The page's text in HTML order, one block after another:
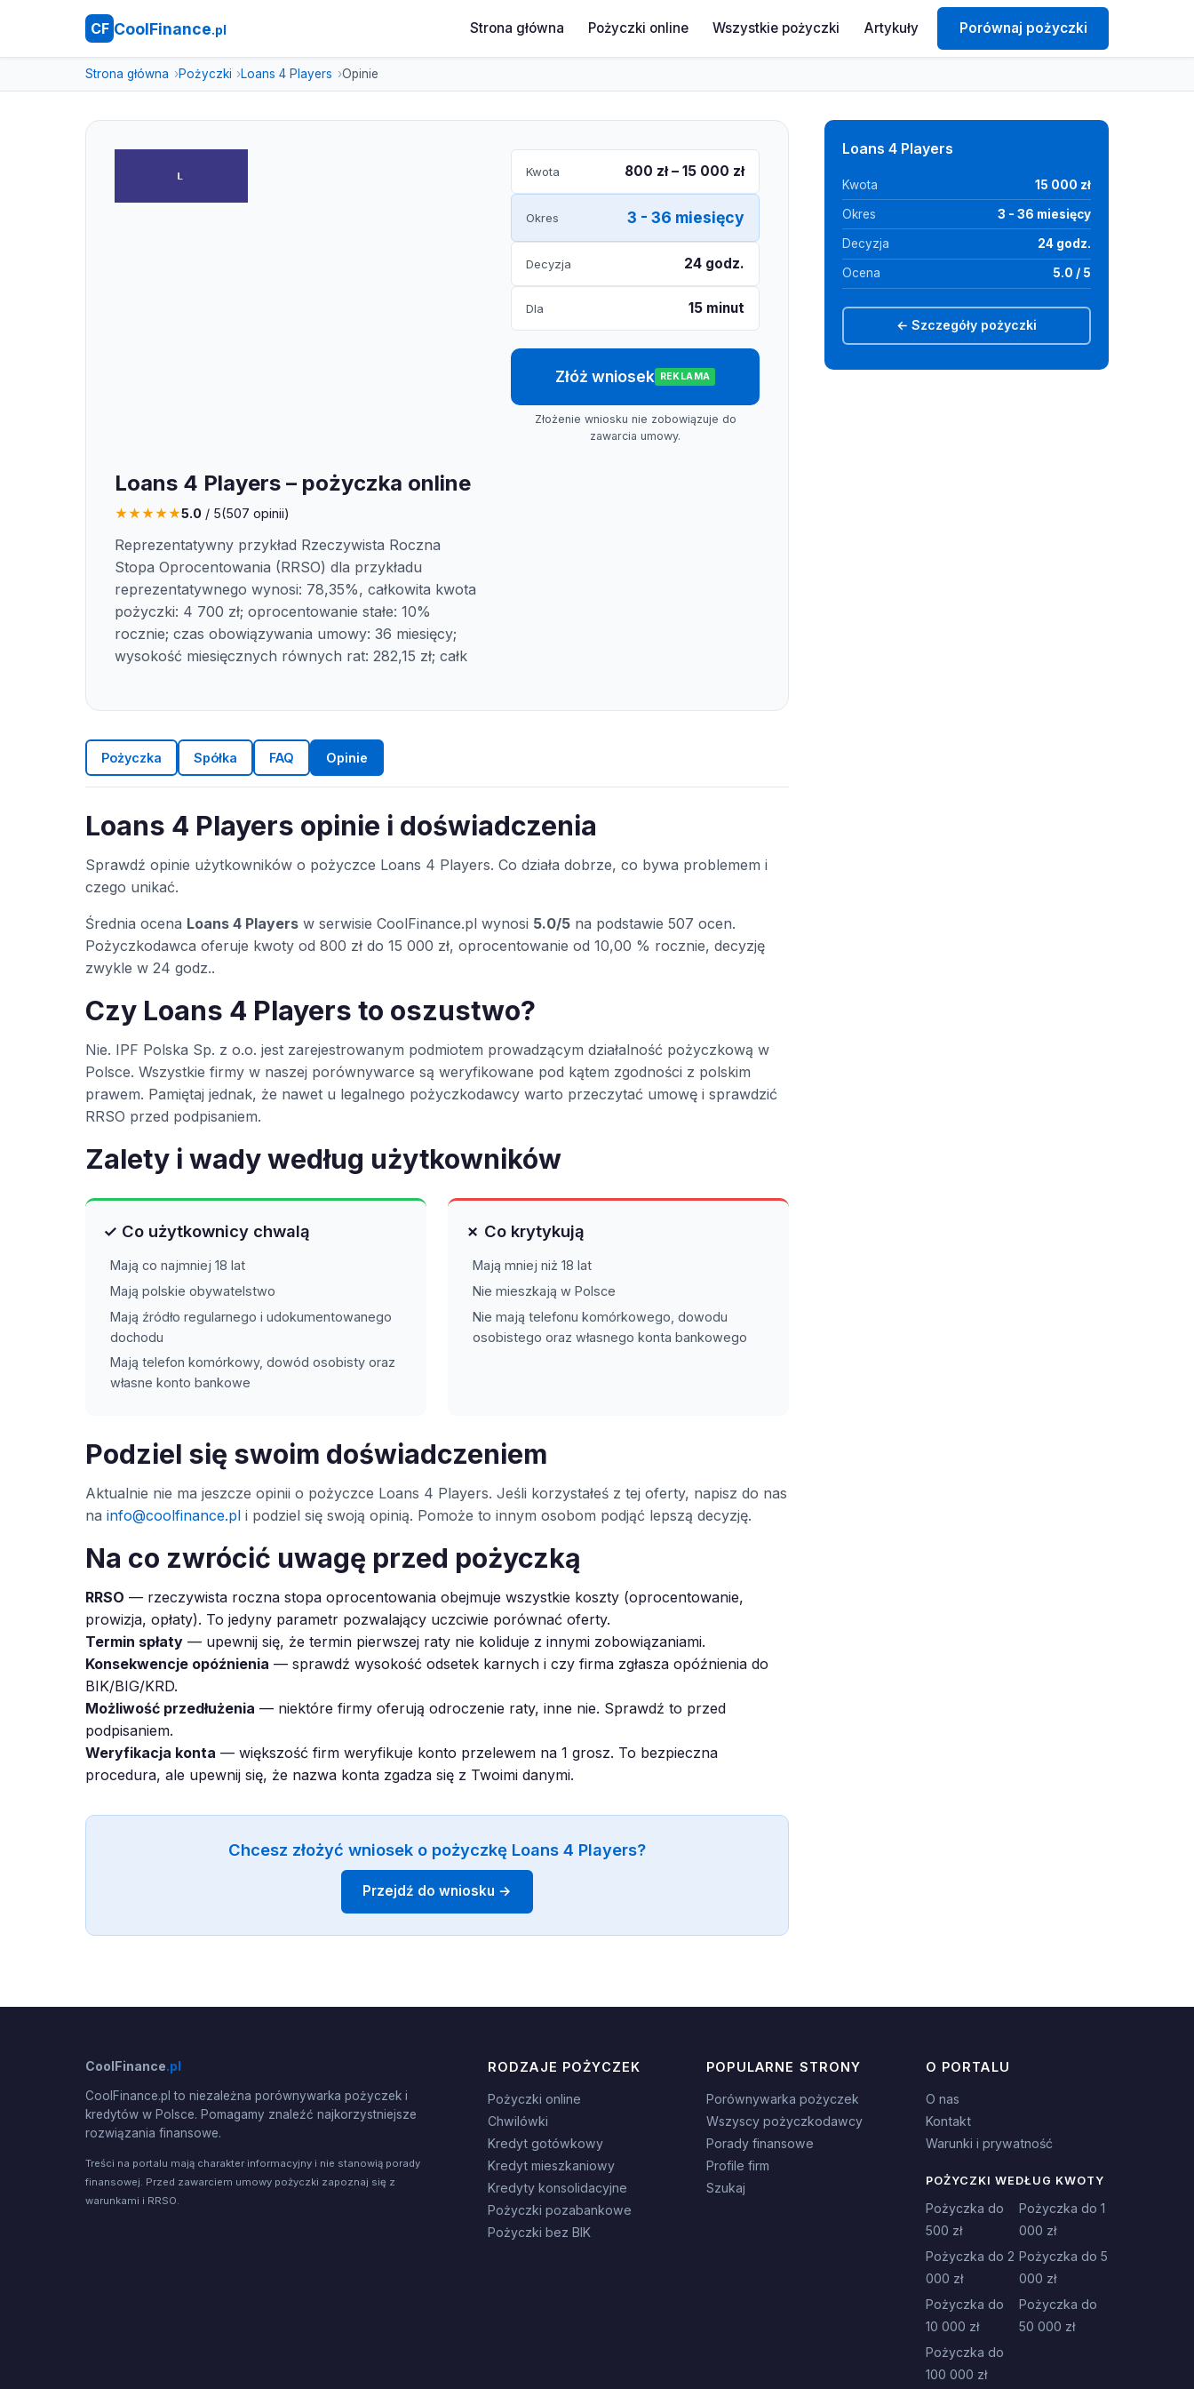
CF CoolFinance.pl Strona główna Pożyczki online Wszystkie pożyczki Artykuły Porównaj pożyczki
Strona główna Pożyczki Loans 4 Players Opinie
Loans 4 Players – pożyczka online
★★★★★5.0 / 5(507 opinii)
Reprezentatywny przykład Rzeczywista Roczna
Stopa Oprocentowania (RRSO) dla przykładu
reprezentatywnego wynosi: 78,35%, całkowita kwota
pożyczki: 4 700 zł; oprocentowanie stałe: 10%
rocznie; czas obowiązywania umowy: 36 miesięcy;
wysokość miesięcznych równych rat: 282,15 zł; całk
Kwota 800 zł – 15 000 zł
Okres 3 - 36 miesięcy
Decyzja 24 godz.
Dla 15 minut
Złóż wniosek REKLAMA
Złożenie wniosku nie zobowiązuje do
zawarcia umowy.
Pożyczka Spółka FAQ Opinie
Loans 4 Players opinie i doświadczenia
Sprawdź opinie użytkowników o pożyczce Loans 4 Players. Co działa dobrze, co bywa problemem i
czego unikać.
Średnia ocena Loans 4 Players w serwisie CoolFinance.pl wynosi 5.0/5 na podstawie 507 ocen.
Pożyczkodawca oferuje kwoty od 800 zł do 15 000 zł, oprocentowanie od 10,00 % rocznie, decyzję
zwykle w 24 godz..
Czy Loans 4 Players to oszustwo?
Nie. IPF Polska Sp. z o.o. jest zarejestrowanym podmiotem prowadzącym działalność pożyczkową w
Polsce. Wszystkie firmy w naszej porównywarce są weryfikowane pod kątem zgodności z polskim
prawem. Pamiętaj jednak, że nawet u legalnego pożyczkodawcy warto przeczytać umowę i sprawdzić
RRSO przed podpisaniem.
Zalety i wady według użytkowników
✓ Co użytkownicy chwalą
Mają co najmniej 18 lat
Mają polskie obywatelstwo
Mają źródło regularnego i udokumentowanego
dochodu
Mają telefon komórkowy, dowód osobisty oraz
własne konto bankowe
✗ Co krytykują
Mają mniej niż 18 lat
Nie mieszkają w Polsce
Nie mają telefonu komórkowego, dowodu
osobistego oraz własnego konta bankowego
Podziel się swoim doświadczeniem
Aktualnie nie ma jeszcze opinii o pożyczce Loans 4 Players. Jeśli korzystałeś z tej oferty, napisz do nas
na info@coolfinance.pl i podziel się swoją opinią. Pomoże to innym osobom podjąć lepszą decyzję.
Na co zwrócić uwagę przed pożyczką
RRSO — rzeczywista roczna stopa oprocentowania obejmuje wszystkie koszty (oprocentowanie,
prowizja, opłaty). To jedyny parametr pozwalający uczciwie porównać oferty.
Termin spłaty — upewnij się, że termin pierwszej raty nie koliduje z innymi zobowiązaniami.
Konsekwencje opóźnienia — sprawdź wysokość odsetek karnych i czy firma zgłasza opóźnienia do
BIK/BIG/KRD.
Możliwość przedłużenia — niektóre firmy oferują odroczenie raty, inne nie. Sprawdź to przed
podpisaniem.
Weryfikacja konta — większość firm weryfikuje konto przelewem na 1 grosz. To bezpieczna
procedura, ale upewnij się, że nazwa konta zgadza się z Twoimi danymi.
Chcesz złożyć wniosek o pożyczkę Loans 4 Players?
Przejdź do wniosku →
Loans 4 Players
Kwota 15 000 zł
Okres 3 - 36 miesięcy
Decyzja 24 godz.
Ocena 5.0 / 5
← Szczegóły pożyczki
CoolFinance.pl
CoolFinance.pl to niezależna porównywarka pożyczek i
kredytów w Polsce. Pomagamy znaleźć najkorzystniejsze
rozwiązania finansowe.
Treści na portalu mają charakter informacyjny i nie stanowią porady
finansowej. Przed zawarciem umowy pożyczki zapoznaj się z
warunkami i RRSO.
RODZAJE POŻYCZEK
Pożyczki online
Chwilówki
Kredyt gotówkowy
Kredyt mieszkaniowy
Kredyty konsolidacyjne
Pożyczki pozabankowe
Pożyczki bez BIK
POPULARNE STRONY
Porównywarka pożyczek
Wszyscy pożyczkodawcy
Porady finansowe
Profile firm
Szukaj
O PORTALU
O nas
Kontakt
Warunki i prywatność
POŻYCZKI WEDŁUG KWOTY
Pożyczka do
500 zł
Pożyczka do 1
000 zł
Pożyczka do 2
000 zł
Pożyczka do 5
000 zł
Pożyczka do
10 000 zł
Pożyczka do
50 000 zł
Pożyczka do
100 000 zł